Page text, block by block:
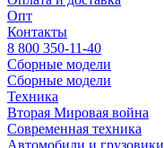
Опт
Контакты
8 800 350-11-40
Сборные модели
Сборные модели
Техника
Вторая Мировая война
Современная техника
Автомобили и грузовики